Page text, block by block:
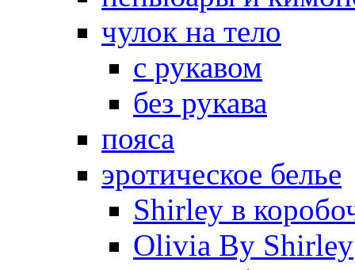
чулок на тело
с рукавом
без рукава
пояса
эротическое белье
Shirley в
Olivia By Shirley